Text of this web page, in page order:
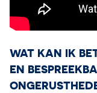
WAT KAN IK
EN